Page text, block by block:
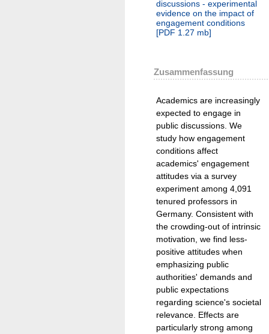
discussions - experimental
evidence on the impact of
engagement conditions
[PDF 1.27 mb]
Zusammenfassung
Academics are increasingly
expected to engage in
public discussions. We
study how engagement
conditions affect
academics' engagement
attitudes via a survey
experiment among 4,091
tenured professors in
Germany. Consistent with
the crowding-out of intrinsic
motivation, we find less-
positive attitudes when
emphasizing public
authorities' demands and
public expectations
regarding science's societal
relevance. Effects are
particularly strong among